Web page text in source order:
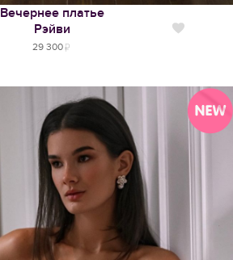
Вечернее платье
Рэйви
29 300